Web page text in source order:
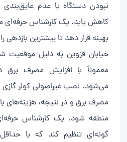
نبودن دستگاه یا عدم عایق‌بندی
کاهش یابد. یک کارشناس حرفه‌ای
بهینه قرار دهد تا بیشترین بازدهی
خیابان قزوین به دلیل موقعیت
معمولاً با افزایش مصرف برق
می‌شود. نصب غیراصولی کولر
مصرف برق و در نتیجه، هزینه‌های
منطقه شود. یک کارشناس
گونه‌ای تنظیم کند که با